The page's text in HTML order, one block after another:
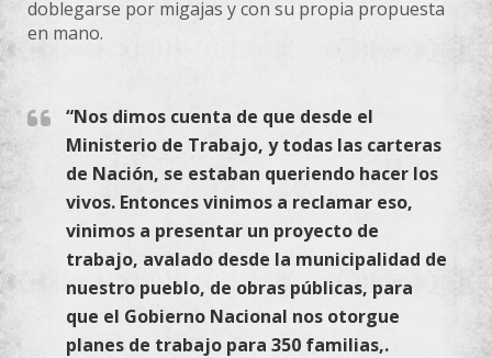
doblegarse por migajas y con su propia propuesta
en mano.
“Nos dimos cuenta de que desde el
Ministerio de Trabajo, y todas las carteras
de Nación, se estaban queriendo hacer los
vivos. Entonces vinimos a reclamar eso,
vinimos a presentar un proyecto de
trabajo, avalado desde la municipalidad de
nuestro pueblo, de obras públicas, para
que el Gobierno Nacional nos otorgue
planes de trabajo para 350 familias,.